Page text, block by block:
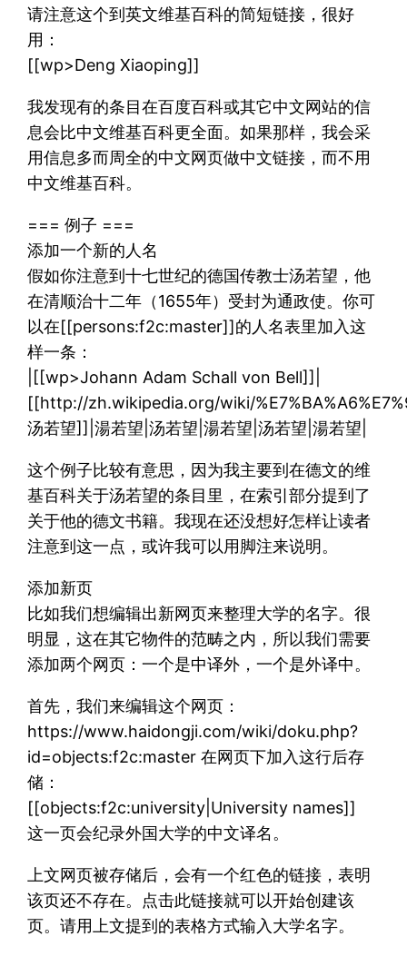
请注意这个到英文维基百科的简短链接，很好
用：
[[wp>Deng Xiaoping]]
我发现有的条目在百度百科或其它中文网站的信
息会比中文维基百科更全面。如果那样，我会采
用信息多而周全的中文网页做中文链接，而不用
中文维基百科。
=== 例子 ===
添加一个新的人名
假如你注意到十七世纪的德国传教士汤若望，他
在清顺治十二年（1655年）受封为通政使。你可
以在[[persons:f2c:master]]的人名表里加入这
样一条：
|[[wp>Johann Adam Schall von Bell]]|
[[http://zh.wikipedia.org/wiki/
汤若望]]|湯若望|汤若望|湯若望|汤若望|湯若望|
这个例子比较有意思，因为我主要到在德文的维
基百科关于汤若望的条目里，在索引部分提到了
关于他的德文书籍。我现在还没想好怎样让读者
注意到这一点，或许我可以用脚注来说明。
添加新页
比如我们想编辑出新网页来整理大学的名字。很
明显，这在其它物件的范畴之内，所以我们需要
添加两个网页：一个是中译外，一个是外译中。
首先，我们来编辑这个网页：
https://www.haidongji.com/wiki/doku.php?
id=objects:f2c:master 在网页下加入这行后存
储：
[[objects:f2c:university|University names]]
这一页会纪录外国大学的中文译名。
上文网页被存储后，会有一个红色的链接，表明
该页还不存在。点击此链接就可以开始创建该
页。请用上文提到的表格方式输入大学名字。